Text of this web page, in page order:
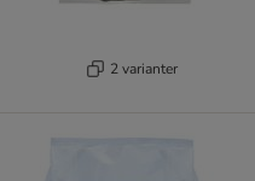
2 varianter